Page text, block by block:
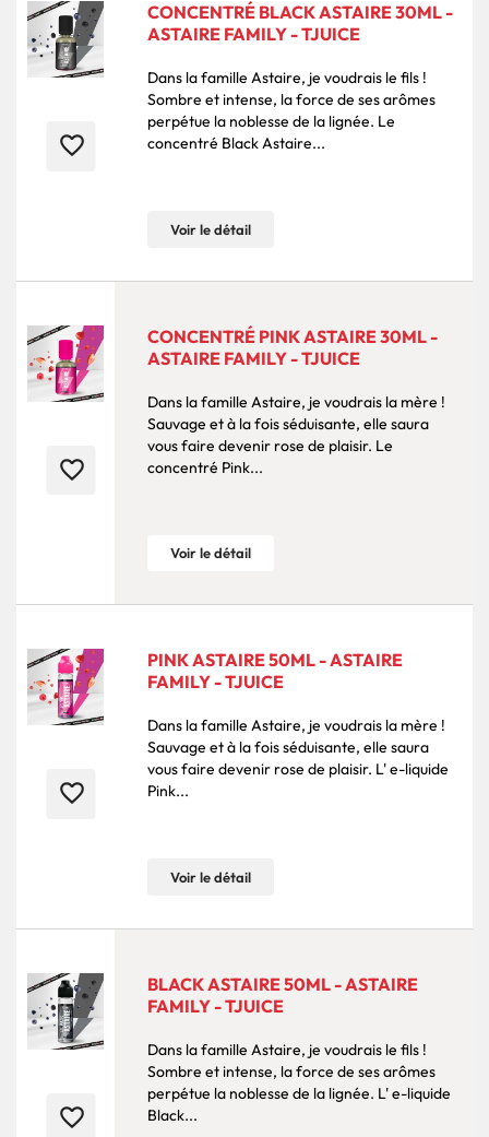
favorite_border
CONCENTRÉ BLACK ASTAIRE 30ML -
ASTAIRE FAMILY - TJUICE
Dans la famille Astaire, je voudrais le fils !
Sombre et intense, la force de ses arômes
perpétue la noblesse de la lignée. Le
concentré Black Astaire...
Voir le détail
favorite_border
CONCENTRÉ PINK ASTAIRE 30ML -
ASTAIRE FAMILY - TJUICE
Dans la famille Astaire, je voudrais la mère !
Sauvage et à la fois séduisante, elle saura
vous faire devenir rose de plaisir. Le
concentré Pink...
Voir le détail
favorite_border
PINK ASTAIRE 50ML - ASTAIRE
FAMILY - TJUICE
Dans la famille Astaire, je voudrais la mère !
Sauvage et à la fois séduisante, elle saura
vous faire devenir rose de plaisir. L' e-liquide
Pink...
Voir le détail
favorite_border
BLACK ASTAIRE 50ML - ASTAIRE
FAMILY - TJUICE
Dans la famille Astaire, je voudrais le fils !
Sombre et intense, la force de ses arômes
perpétue la noblesse de la lignée. L' e-liquide
Black...